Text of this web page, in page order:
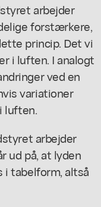
arbejder
forstærkere,
princip. Det vi
i luften. I analogt
ved en
variationer
luften.
arbejder
ud på, at lyden
i tabelform, altså